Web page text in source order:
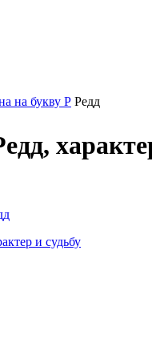
на букву Р Редд
и судьбу